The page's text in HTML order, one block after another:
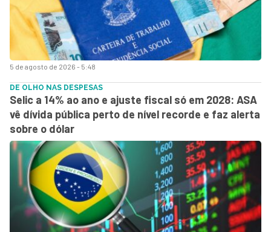
5 de agosto de 2026 - 5:48
DE OLHO NAS DESPESAS
Selic a 14% ao ano e ajuste fiscal só em 2028: ASA
vê dívida pública perto de nível recorde e faz alerta
sobre o dólar